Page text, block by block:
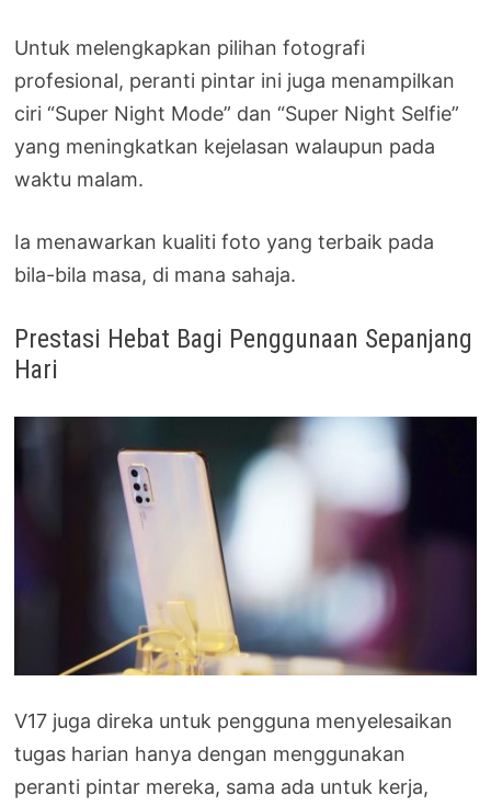
Untuk melengkapkan pilihan fotografi
profesional, peranti pintar ini juga menampilkan
ciri “Super Night Mode” dan “Super Night Selfie”
yang meningkatkan kejelasan walaupun pada
waktu malam.
Ia menawarkan kualiti foto yang terbaik pada
bila-bila masa, di mana sahaja.
Prestasi Hebat Bagi Penggunaan Sepanjang
Hari
V17 juga direka untuk pengguna menyelesaikan
tugas harian hanya dengan menggunakan
peranti pintar mereka, sama ada untuk kerja,